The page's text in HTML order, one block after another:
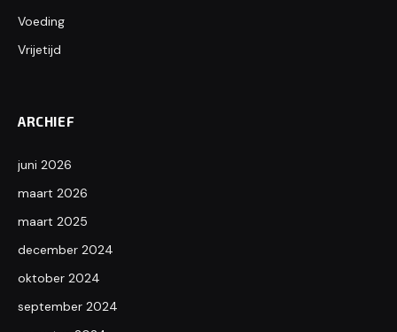
Voeding
Vrijetijd
ARCHIEF
juni 2026
maart 2026
maart 2025
december 2024
oktober 2024
september 2024